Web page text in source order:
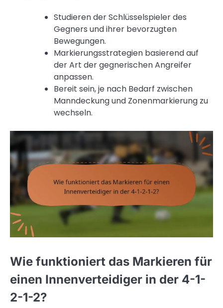
Studieren der Schlüsselspieler des
Gegners und ihrer bevorzugten
Bewegungen.
Markierungsstrategien basierend auf
der Art der gegnerischen Angreifer
anpassen.
Bereit sein, je nach Bedarf zwischen
Manndeckung und Zonenmarkierung zu
wechseln.
Wie funktioniert das Markieren für
einen Innenverteidiger in der 4-1-
2-1-2?